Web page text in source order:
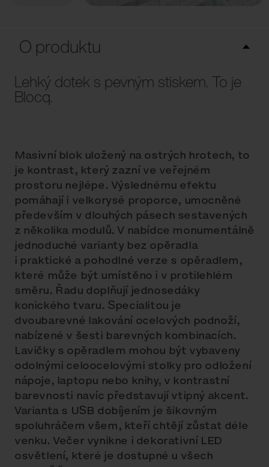
O produktu
Lehký dotek s pevným stiskem. To je
Blocq.
Masivní blok uložený na ostrých hrotech, to
je kontrast, který zazní ve veřejném
prostoru nejlépe. Výslednému efektu
pomáhají i velkorysé proporce, umocněné
především v dlouhých pásech sestavených
z několika modulů. V nabídce monumentálně
jednoduché varianty bez opěradla
i praktické a pohodlné verze s opěradlem,
které může být umístěno i v protilehlém
směru. Řadu doplňují jednosedáky
konického tvaru. Specialitou je
dvoubarevné lakování ocelových podnoží,
nabízené v šesti barevných kombinacích.
Lavičky s opěradlem mohou být vybaveny
odolnými celoocelovými stolky pro odložení
nápoje, laptopu nebo knihy, v kontrastní
barevnosti navíc představují vtipný akcent.
Varianta s USB dobíjením je šikovným
spoluhráčem všem, kteří chtějí zůstat déle
venku. Večer vynikne i dekorativní LED
osvětlení, které je dostupné u všech